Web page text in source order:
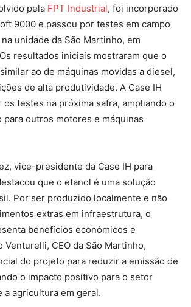
pela FPT Industrial, foi incorporado
9000 e passou por testes em campo
unidade da São Martinho, em
resultados iniciais mostraram que o
ao de máquinas movidas a diesel,
de alta produtividade. A Case IH
os testes na próxima safra, ampliando o
outros motores e máquinas
vice-presidente da Case IH para
que o etanol é uma solução
Por ser produzido localmente e não
extras em infraestrutura, o
benefícios econômicos e
Venturelli, CEO da São Martinho,
do projeto para reduzir a emissão de
o impacto positivo para o setor
a agricultura em geral.